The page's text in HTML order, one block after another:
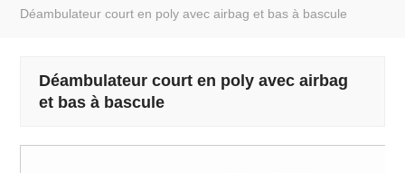
Déambulateur court en poly avec airbag et bas à bascule
Déambulateur court en poly avec airbag
et bas à bascule